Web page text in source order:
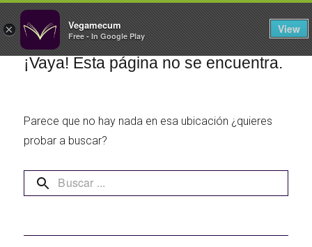
× Vegamecum
Free - In Google Play
View
FILTROS
🎉 Sant Joan 🎉
Especial 'Al aire libre'
¡Vaya! Esta página no se encuentra.
Parece que no hay nada en esa ubicación ¿quieres
probar a buscar?